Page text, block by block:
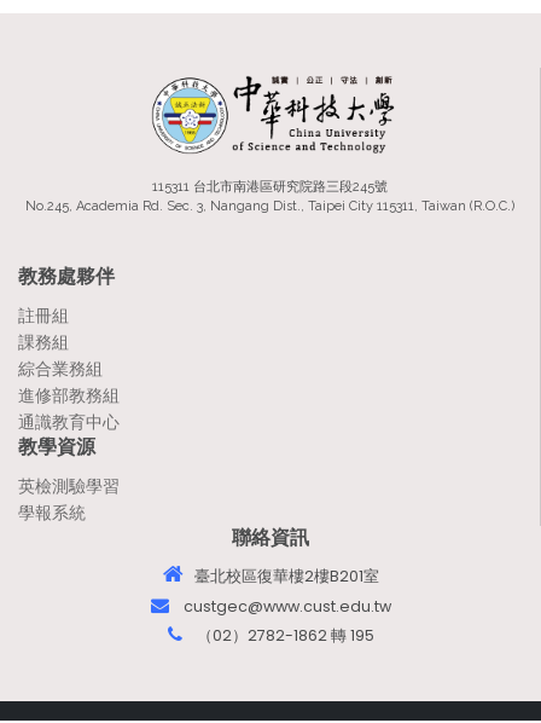
115311 台北市南港區研究院路三段245號
No.245, Academia Rd. Sec. 3, Nangang Dist., Taipei City 115311, Taiwan (R.O.C.)
教務處夥伴
註冊組
課務組
綜合業務組
進修部教務組
通識教育中心
教學資源
英檢測驗學習
學報系統
聯絡資訊
臺北校區復華樓2樓B201室
custgec@www.cust.edu.tw
（02）2782-1862 轉 195